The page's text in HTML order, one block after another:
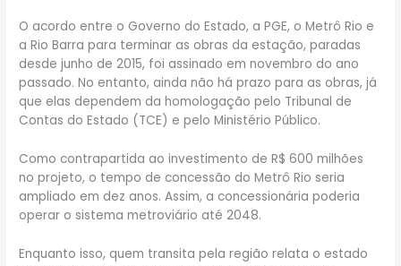
O acordo entre o Governo do Estado, a PGE, o Metrô Rio e
a Rio Barra para terminar as obras da estação, paradas
desde junho de 2015, foi assinado em novembro do ano
passado. No entanto, ainda não há prazo para as obras, já
que elas dependem da homologação pelo Tribunal de
Contas do Estado (TCE) e pelo Ministério Público.
Como contrapartida ao investimento de R$ 600 milhões
no projeto, o tempo de concessão do Metrô Rio seria
ampliado em dez anos. Assim, a concessionária poderia
operar o sistema metroviário até 2048.
Enquanto isso, quem transita pela região relata o estado